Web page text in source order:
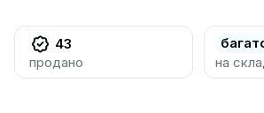
43
продано
на